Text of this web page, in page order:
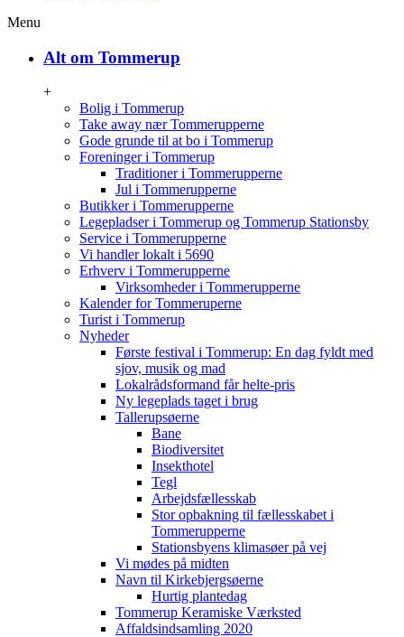
Menu
Alt om Tommerup
+
Bolig i Tommerup
Take away nær Tommerupperne
Gode grunde til at bo i Tommerup
Foreninger i Tommerup
Traditioner i Tommerupperne
Jul i Tommerupperne
Butikker i Tommerupperne
Legepladser i Tommerup og Tommerup Stationsby
Service i Tommerupperne
Vi handler lokalt i 5690
Erhverv i Tommerupperne
Virksomheder i Tommerupperne
Kalender for Tommeruperne
Turist i Tommerup
Nyheder
Første festival i Tommerup: En dag fyldt med
sjov, musik og mad
Lokalrådsformand får helte-pris
Ny legeplads taget i brug
Tallerupsøerne
Bane
Biodiversitet
Insekthotel
Tegl
Arbejdsfællesskab
Stor opbakning til fællesskabet i
Tommerupperne
Stationsbyens klimasøer på vej
Vi mødes på midten
Navn til Kirkebjergsøerne
Hurtig plantedag
Tommerup Keramiske Værksted
Affaldsindsamling 2020